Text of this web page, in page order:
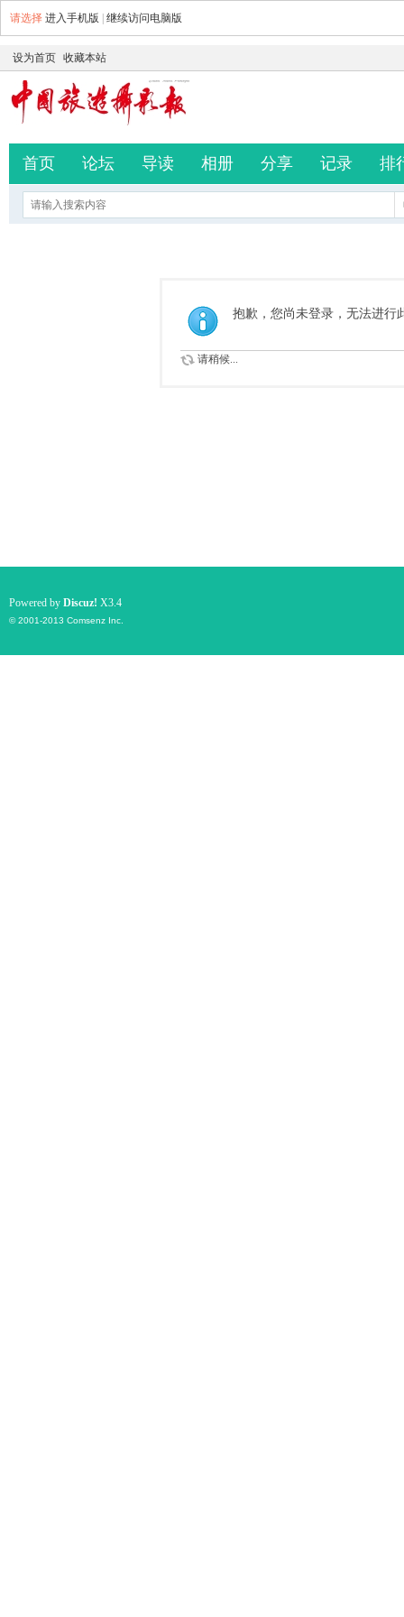
请选择 进入手机版 继续访问电脑版
设为首页 收藏本站
首页 论坛 导读 相册 分享 记录 排
抱歉，您尚未登录，无法进行
请稍候...
Powered by Discuz! X3.4
© 2001-2013 Comsenz Inc.